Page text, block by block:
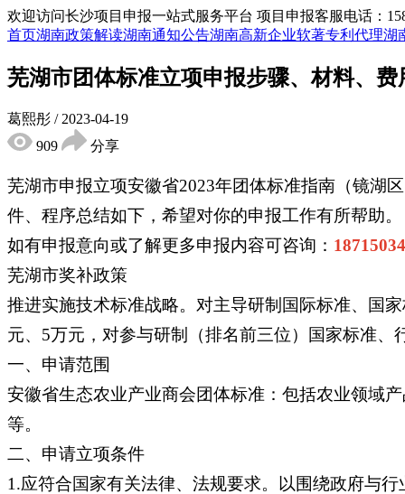
欢迎访问长沙项目申报一站式服务平台 项目申报客服电话：
首页湖南政策解读湖南通知公告湖南高新企业软著专利代理湖
芜湖市团体标准立项申报步骤、材料、费
葛熙彤 / 2023-04-19
909
分享
芜湖市申报立项安徽省2023年团体标准指南（镜湖
件、程序总结如下，希望对你的申报工作有所帮助。
如有申报意向或了解更多申报内容可咨询：
芜湖市奖补政策
推进实施技术标准战略。对主导研制国际标准、国
元、5万元，对参与研制（排名前三位）国家标准、
一、申请范围
安徽省生态农业产业商会团体标准：包括农业领域
等。
二、申请立项条件
1.应符合国家有关法律、法规要求。以围绕政府与